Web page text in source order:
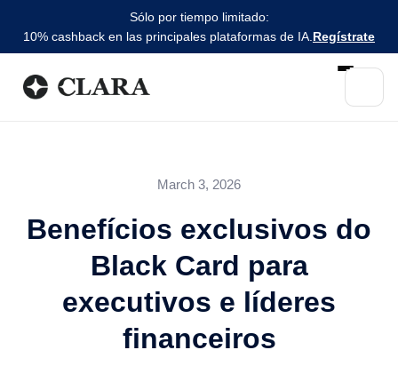
Sólo por tiempo limitado:
10% cashback en las principales plataformas de IA. Regístrate
March 3, 2026
Benefícios exclusivos do
Black Card para
executivos e líderes
financeiros